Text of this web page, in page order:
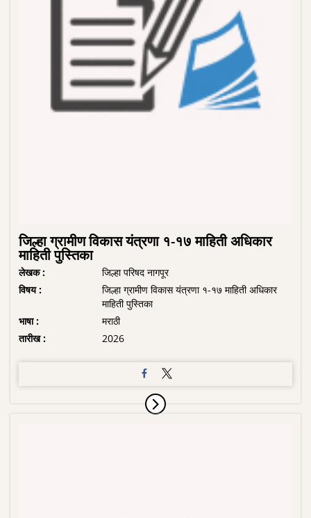
जिल्हा ग्रामीण विकास यंत्रणा १-१७ माहिती अधिकार
माहिती पुस्तिका
लेखक :
जिल्हा परिषद नागपूर
विषय :
जिल्हा ग्रामीण विकास यंत्रणा १-१७ माहिती अधिकार
माहिती पुस्तिका
भाषा :
मराठी
तारीख :
2026